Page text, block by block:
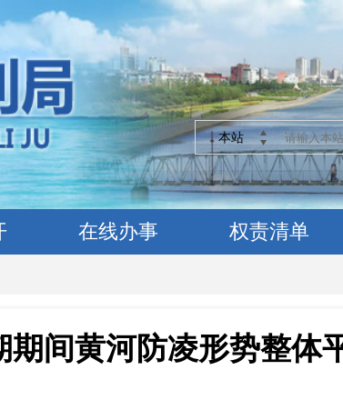
本站
在线办事 权责清单
期间黄河防凌形势整体